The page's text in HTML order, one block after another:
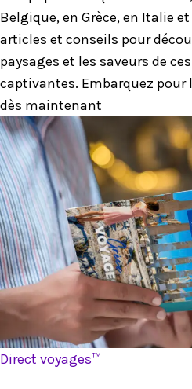
Belgique, en Grèce, en Italie
articles et conseils pour
paysages et les saveurs de
captivantes. Embarquez pour
dès maintenant
Direct voyages™